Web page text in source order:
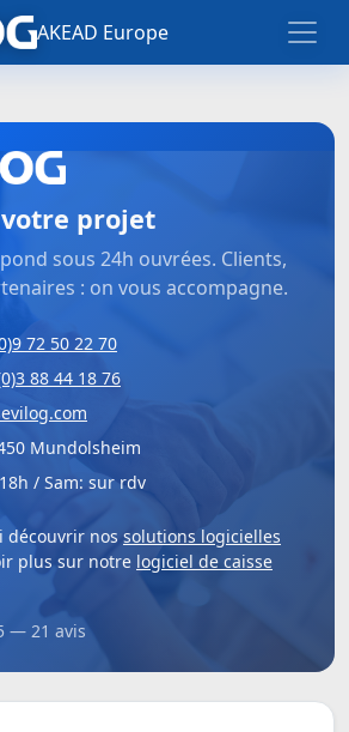
AKEAD Europe
projet
sous 24h ouvrées. Clients,
: on vous accompagne.
72 50 22 70
88 44 18 76
Mundolsheim
/ Sam: sur rdv
découvrir nos solutions logicielles
plus sur notre logiciel de caisse
— 21 avis